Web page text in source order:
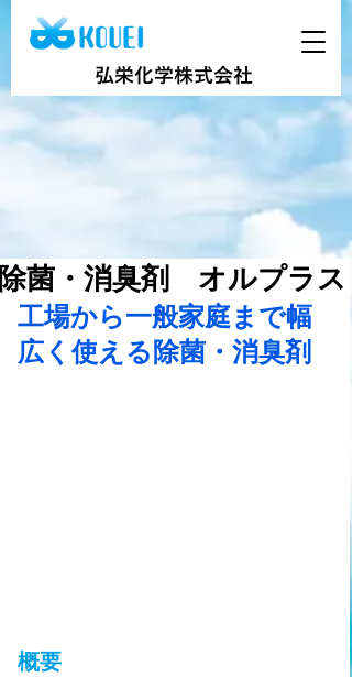
弘栄化学株式会社
菌・消臭剤 オルプラス
工場から一般家庭まで幅
広く使える除菌・消臭剤
概要